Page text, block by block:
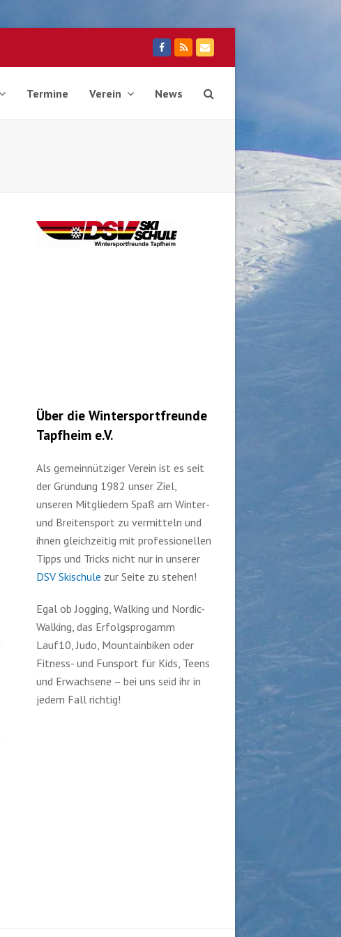
Facebook
RSS E-
Mail
Termine Verein News
Über die Wintersportfreunde
Tapfheim e.V.
Als gemeinnütziger Verein ist es seit
der Gründung 1982 unser Ziel,
unseren Mitgliedern Spaß am Winter-
und Breitensport zu vermitteln und
ihnen gleichzeitig mit professionellen
Tipps und Tricks nicht nur in unserer
DSV Skischule zur Seite zu stehen!
Egal ob Jogging, Walking und Nordic-
Walking, das Erfolgsprogamm
Lauf10, Judo, Mountainbiken oder
Fitness- und Funsport für Kids, Teens
und Erwachsene – bei uns seid ihr in
jedem Fall richtig!